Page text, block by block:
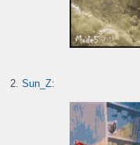
2.Sun_Z: